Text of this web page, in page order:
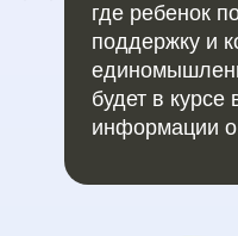
где ребенок
поддержку и
будет в курсе
информации
Преподаем в